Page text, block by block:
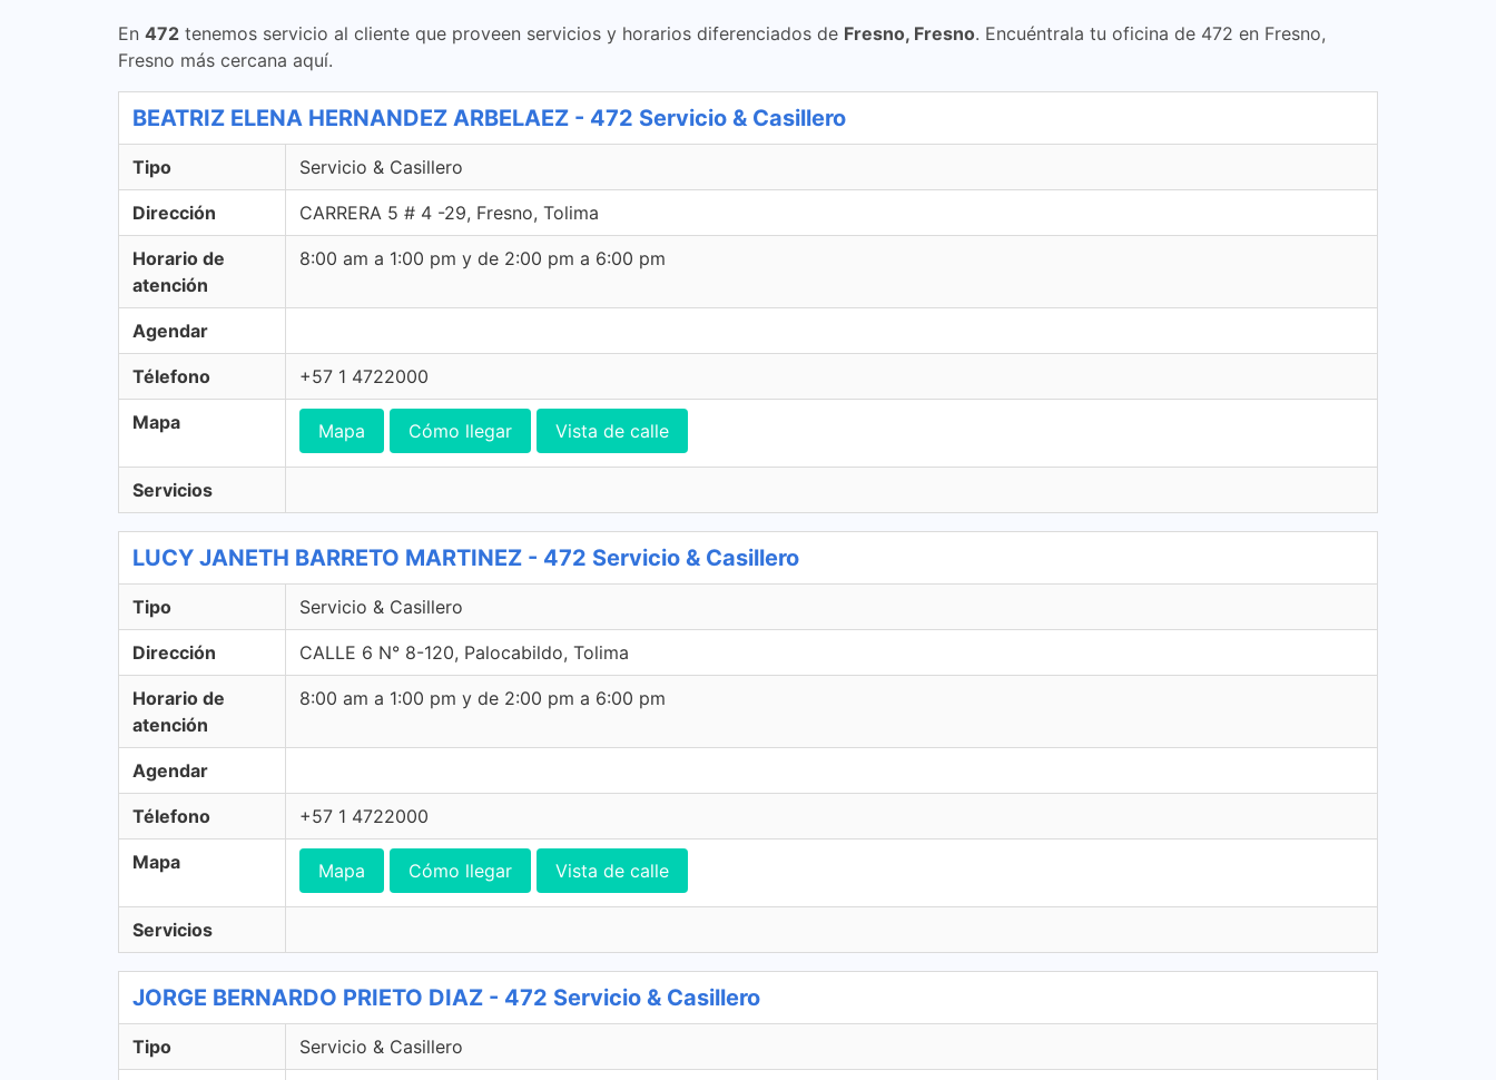
En 472 tenemos servicio al cliente que proveen servicios y horarios diferenciados de Fresno, Fresno. Encuéntrala tu oficina de 472 en Fresno,
Fresno más cercana aquí.
BEATRIZ ELENA HERNANDEZ ARBELAEZ - 472 Servicio & Casillero
Tipo Servicio & Casillero
Dirección CARRERA 5 # 4 -29, Fresno, Tolima
Horario de
atención
8:00 am a 1:00 pm y de 2:00 pm a 6:00 pm
Agendar
Télefono +57 1 4722000
Mapa Mapa Cómo llegar Vista de calle
Servicios
LUCY JANETH BARRETO MARTINEZ - 472 Servicio & Casillero
Tipo Servicio & Casillero
Dirección CALLE 6 N° 8-120, Palocabildo, Tolima
Horario de
atención
8:00 am a 1:00 pm y de 2:00 pm a 6:00 pm
Agendar
Télefono +57 1 4722000
Mapa Mapa Cómo llegar Vista de calle
Servicios
JORGE BERNARDO PRIETO DIAZ - 472 Servicio & Casillero
Tipo Servicio & Casillero